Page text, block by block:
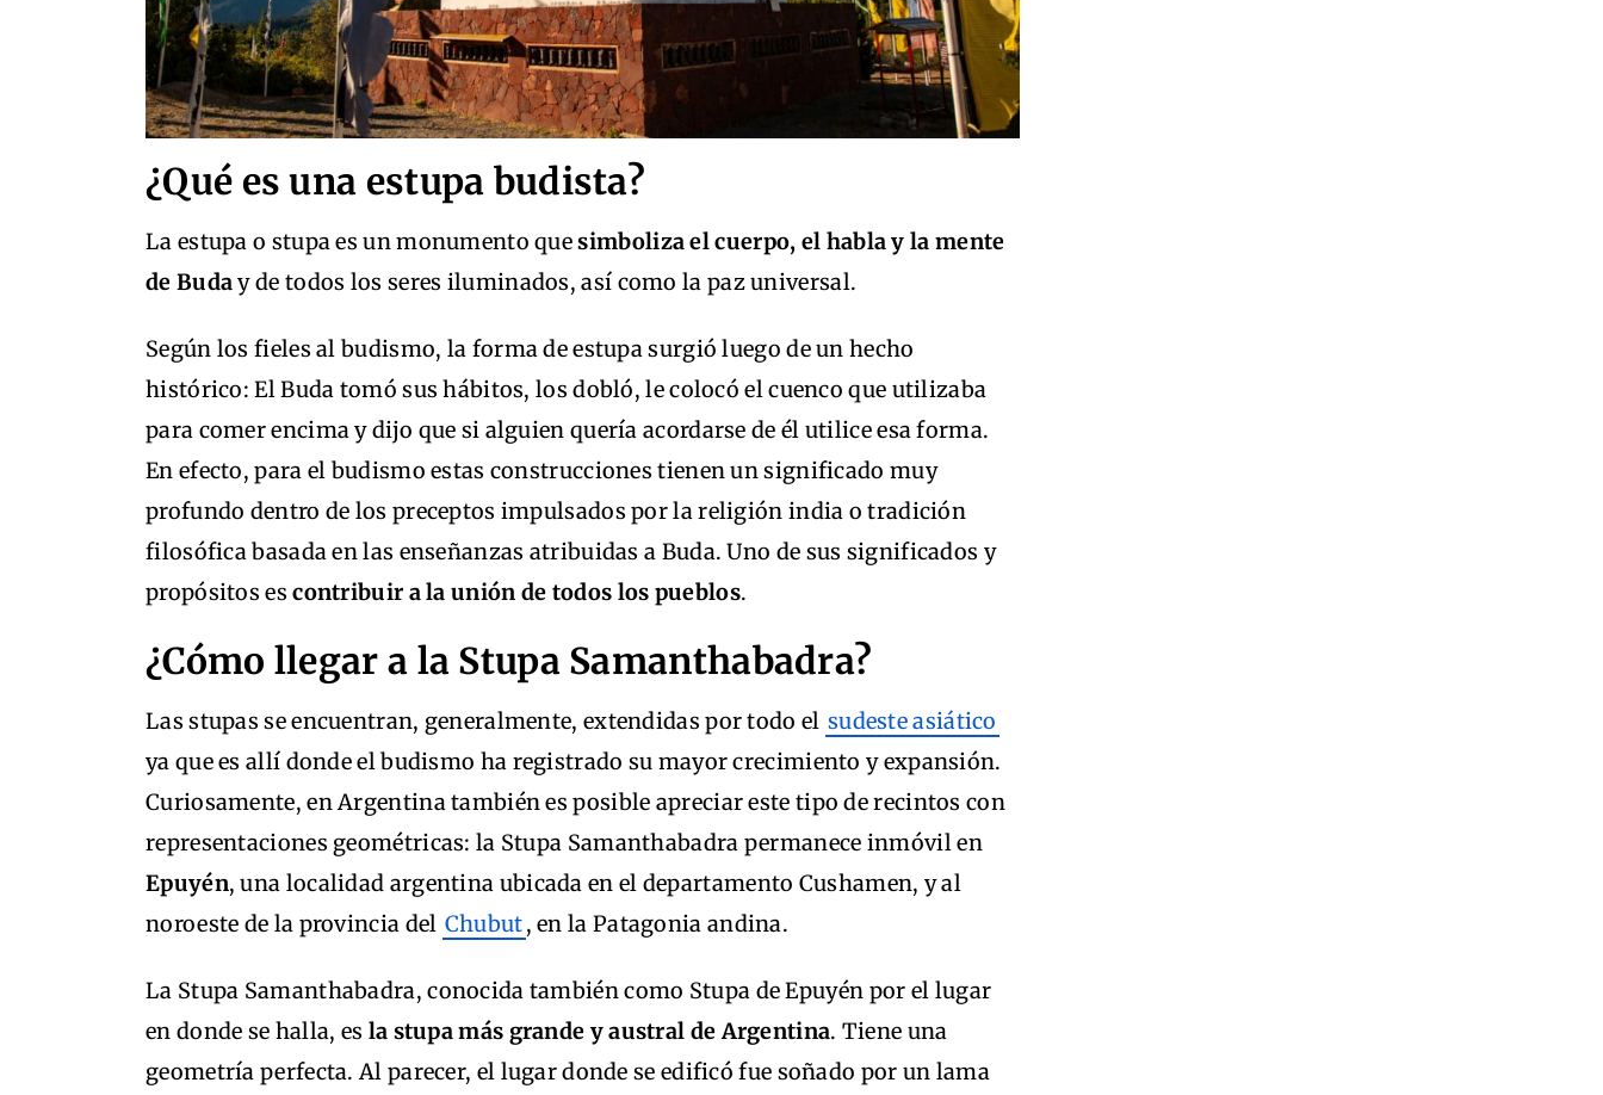
¿Qué es una estupa budista?
La estupa o stupa es un monumento quesimboliza el cuerpo, el habla y la mente
de Buda y de todos los seres iluminados, así como la paz universal.
Según los fieles al budismo, la forma de estupa surgió luego de un hecho
histórico: El Buda tomó sus hábitos, los dobló, le colocó el cuenco que utilizaba
para comer encima y dijo que si alguien quería acordarse de él utilice esa forma.
En efecto, para el budismo estas construcciones tienen un significado muy
profundo dentro de los preceptos impulsados por la religión india o tradición
filosófica basada en las enseñanzas atribuidas a Buda. Uno de sus significados y
propósitos escontribuir a la unión de todos los pueblos.
¿Cómo llegar a la Stupa Samanthabadra?
Las stupas se encuentran, generalmente, extendidas por todo el sudeste asiático
ya que es allí donde el budismo ha registrado su mayor crecimiento y expansión.
Curiosamente, en Argentina también es posible apreciar este tipo de recintos con
representaciones geométricas: la Stupa Samanthabadra permanece inmóvil en
Epuyén, una localidad argentina ubicada en el departamento Cushamen, y al
noroeste de la provincia del Chubut, en la Patagonia andina.
La Stupa Samanthabadra, conocida también como Stupa de Epuyén por el lugar
en donde se halla, es la stupa más grande y austral de Argentina. Tiene una
geometría perfecta. Al parecer, el lugar donde se edificó fue soñado por un lama